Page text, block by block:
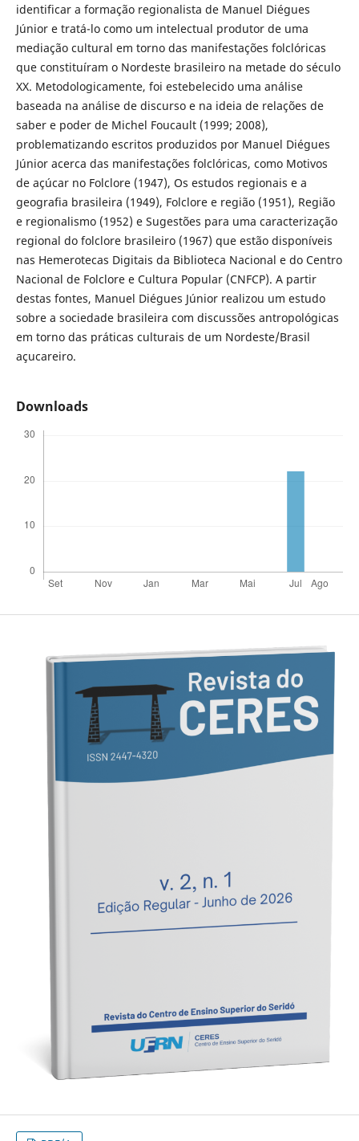
identificar a formação regionalista de Manuel Diégues
Júnior e tratá-lo como um intelectual produtor de uma
mediação cultural em torno das manifestações folclóricas
que constituíram o Nordeste brasileiro na metade do século
XX. Metodologicamente, foi estebelecido uma análise
baseada na análise de discurso e na ideia de relações de
saber e poder de Michel Foucault (1999; 2008),
problematizando escritos produzidos por Manuel Diégues
Júnior acerca das manifestações folclóricas, como Motivos
de açúcar no Folclore (1947), Os estudos regionais e a
geografia brasileira (1949), Folclore e região (1951), Região
e regionalismo (1952) e Sugestões para uma caracterização
regional do folclore brasileiro (1967) que estão disponíveis
nas Hemerotecas Digitais da Biblioteca Nacional e do Centro
Nacional de Folclore e Cultura Popular (CNFCP). A partir
destas fontes, Manuel Diégues Júnior realizou um estudo
sobre a sociedade brasileira com discussões antropológicas
em torno das práticas culturais de um Nordeste/Brasil
açucareiro.
Downloads